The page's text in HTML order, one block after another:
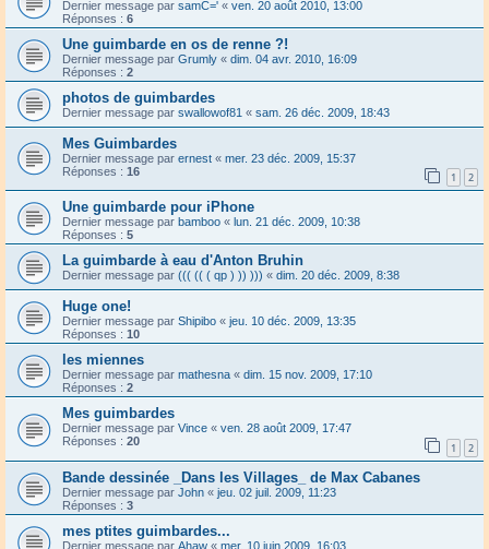
Dernier message par samC=' « ven. 20 août 2010, 13:00
Réponses : 6
Une guimbarde en os de renne ?!
Dernier message par Grumly « dim. 04 avr. 2010, 16:09
Réponses : 2
photos de guimbardes
Dernier message par swallowof81 « sam. 26 déc. 2009, 18:43
Mes Guimbardes
Dernier message par ernest « mer. 23 déc. 2009, 15:37
Réponses : 16 1 2
Une guimbarde pour iPhone
Dernier message par bamboo « lun. 21 déc. 2009, 10:38
Réponses : 5
La guimbarde à eau d'Anton Bruhin
Dernier message par ((( (( ( qp ) )) ))) « dim. 20 déc. 2009, 8:38
Huge one!
Dernier message par Shipibo « jeu. 10 déc. 2009, 13:35
Réponses : 10
les miennes
Dernier message par mathesna « dim. 15 nov. 2009, 17:10
Réponses : 2
Mes guimbardes
Dernier message par Vince « ven. 28 août 2009, 17:47
Réponses : 20 1 2
Bande dessinée _Dans les Villages_ de Max Cabanes
Dernier message par John « jeu. 02 juil. 2009, 11:23
Réponses : 3
mes ptites guimbardes...
Dernier message par Ahaw « mer. 10 juin 2009, 16:03